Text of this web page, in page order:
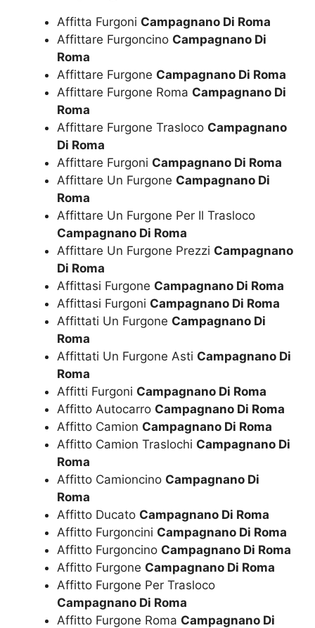
Affitta Furgoni Campagnano Di Roma
Affittare Furgoncino Campagnano Di
Roma
Affittare Furgone Campagnano Di Roma
Affittare Furgone Roma Campagnano Di
Roma
Affittare Furgone Trasloco Campagnano
Di Roma
Affittare Furgoni Campagnano Di Roma
Affittare Un Furgone Campagnano Di
Roma
Affittare Un Furgone Per Il Trasloco
Campagnano Di Roma
Affittare Un Furgone Prezzi Campagnano
Di Roma
Affittasi Furgone Campagnano Di Roma
Affittasi Furgoni Campagnano Di Roma
Affittati Un Furgone Campagnano Di
Roma
Affittati Un Furgone Asti Campagnano Di
Roma
Affitti Furgoni Campagnano Di Roma
Affitto Autocarro Campagnano Di Roma
Affitto Camion Campagnano Di Roma
Affitto Camion Traslochi Campagnano Di
Roma
Affitto Camioncino Campagnano Di
Roma
Affitto Ducato Campagnano Di Roma
Affitto Furgoncini Campagnano Di Roma
Affitto Furgoncino Campagnano Di Roma
Affitto Furgone Campagnano Di Roma
Affitto Furgone Per Trasloco
Campagnano Di Roma
Affitto Furgone Roma Campagnano Di